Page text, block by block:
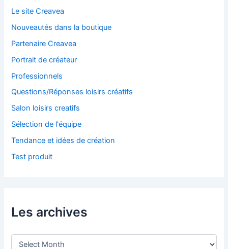
Le site Creavea
Nouveautés dans la boutique
Partenaire Creavea
Portrait de créateur
Professionnels
Questions/Réponses loisirs créatifs
Salon loisirs creatifs
Sélection de l'équipe
Tendance et idées de création
Test produit
Les archives
L